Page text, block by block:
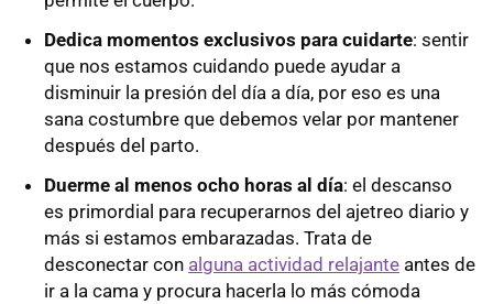
Dedica momentos exclusivos para cuidarte: sentir
que nos estamos cuidando puede ayudar a
disminuir la presión del día a día, por eso es una
sana costumbre que debemos velar por mantener
después del parto.
Duerme al menos ocho horas al día: el descanso
es primordial para recuperarnos del ajetreo diario y
más si estamos embarazadas. Trata de
desconectar con alguna actividad relajante antes de
ir a la cama y procura hacerla lo más cómoda